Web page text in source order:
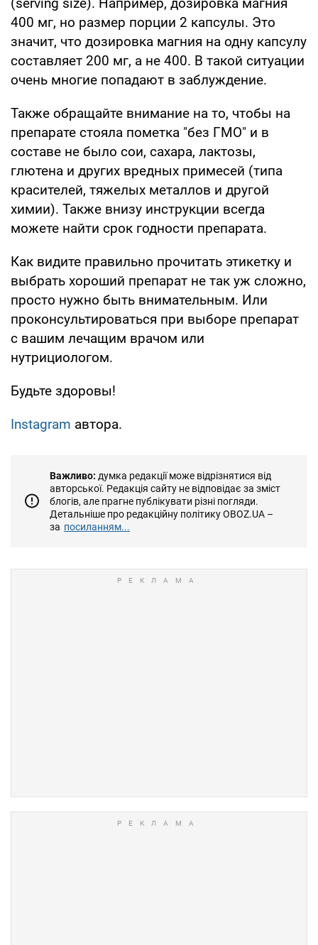
400 мг, но размер порции 2 капсулы. Это
значит, что дозировка магния на одну капсулу
составляет 200 мг, а не 400. В такой ситуации
очень многие попадают в заблуждение.
Также обращайте внимание на то, чтобы на
препарате стояла пометка "без ГМО" и в
составе не было сои, сахара, лактозы,
глютена и других вредных примесей (типа
красителей, тяжелых металлов и другой
химии). Также внизу инструкции всегда
можете найти срок годности препарата.
Как видите правильно прочитать этикетку и
выбрать хороший препарат не так уж сложно,
просто нужно быть внимательным. Или
проконсультироваться при выборе препарат
с вашим лечащим врачом или
нутрициологом.
Будьте здоровы!
Instagram автора.
Важливо: думка редакції може відрізнятися від
авторської. Редакція сайту не відповідає за зміст
блогів, але прагне публікувати різні погляди.
Детальніше про редакційну політику OBOZ.UA –
за посиланням...